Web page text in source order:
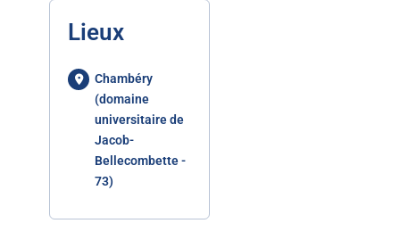
Lieux
Chambéry
(domaine
universitaire de
Jacob-
Bellecombette -
73)